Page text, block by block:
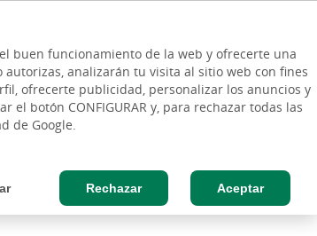
buen funcionamiento de la web y ofrecerte una
analizarán tu visita al sitio web con fines
ofrecerte publicidad, personalizar los anuncios y
botón CONFIGURAR y, para rechazar todas las
de Google.
Rechazar Aceptar
DE